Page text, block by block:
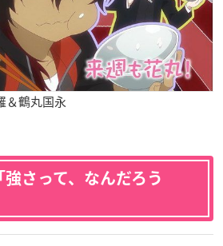
＆鶴丸国永
さって、なんだろう